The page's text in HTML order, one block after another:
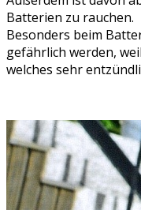
Batterien zu rauchen.
Besonders beim
gefährlich werden,
welches sehr